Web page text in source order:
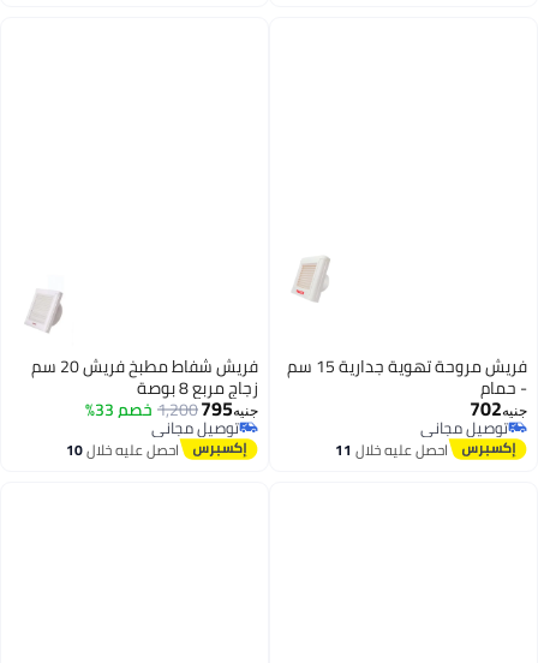
فريش مروحة تهوية جدارية 15 سم
- حمام
جنيه702
توصيل مجاني
توصيل مجانياحصل عليه خلال 11
فريش شفاط مطبخ فريش 20 سم
زجاج مربع 8 بوصة
جنيه795
1,200خصم 33%
توصيل مجاني
توصيل مجانياحصل عليه خلال10